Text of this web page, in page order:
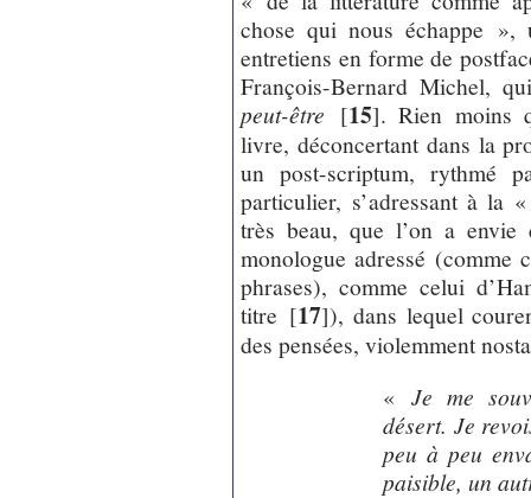
chose qui nous échappe »,
entretiens en forme de
François-Bernard Michel,
peut-être [15]. Rien moins
livre, déconcertant dans la
un post-scriptum,
particulier, s’adressant à la
très beau, que l’on a
monologue adressé
phrases), comme celui
titre [17]), dans lequel
des pensées, violemment
«Je me
désert. Je
peu à peu
paisible, un